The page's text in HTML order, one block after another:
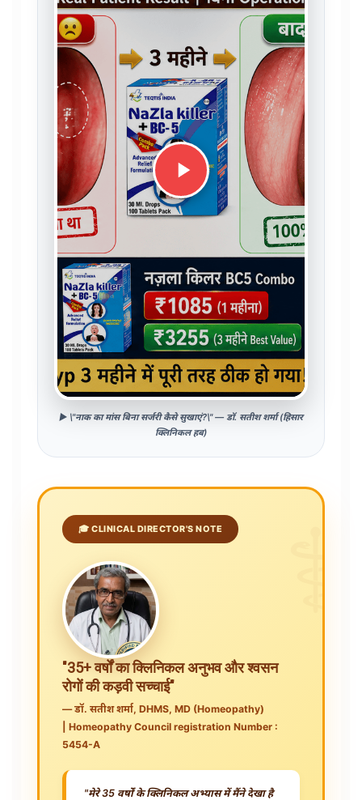
▶️ \"नाक का मांस बिना सर्जरी कैसे सुखाएं?\" — डॉ. सतीश शर्मा (हिसार
क्लिनिकल हब)
🎓 CLINICAL DIRECTOR'S NOTE
"35+ वर्षों का क्लिनिकल अनुभव और श्वसन
रोगों की कड़वी सच्चाई"
— डॉ. सतीश शर्मा, DHMS, MD (Homeopathy)
| Homeopathy Council registration Number :
5454-A
"मेरे 35 वर्षों के क्लिनिकल अभ्यास में मैंने देखा है